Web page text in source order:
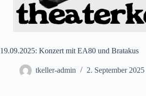
19.09.2025: Konzert mit EA80 und Bratakus
tkeller-admin 2. September 2025